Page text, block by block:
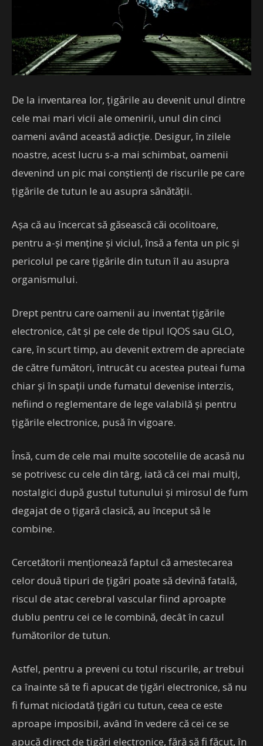
De la inventarea lor, țigările au devenit unul dintre
cele mai mari vicii ale omenirii, unul din cinci
oameni având această adicție. Desigur, în zilele
noastre, acest lucru s-a mai schimbat, oamenii
devenind un pic mai conștienți de riscurile pe care
țigările de tutun le au asupra sănătății.
Așa că au încercat să găsească căi ocolitoare,
pentru a-și menține și viciul, însă a fenta un pic și
pericolul pe care țigările din tutun îl au asupra
organismului.
Drept pentru care oamenii au inventat țigările
electronice, cât și pe cele de tipul IQOS sau GLO,
care, în scurt timp, au devenit extrem de apreciate
de către fumători, întrucât cu acestea puteai fuma
chiar și în spații unde fumatul devenise interzis,
nefiind o reglementare de lege valabilă și pentru
țigările electronice, pusă în vigoare.
Însă, cum de cele mai multe socotelile de acasă nu
se potrivesc cu cele din târg, iată că cei mai mulți,
nostalgici după gustul tutunului și mirosul de fum
degajat de o țigară clasică, au început să le
combine.
Cercetătorii menționează faptul că amestecarea
celor două tipuri de țigări poate să devină fatală,
riscul de atac cerebral vascular fiind aproapte
dublu pentru cei ce le combină, decât în cazul
fumătorilor de tutun.
Astfel, pentru a preveni cu totul riscurile, ar trebui
ca înainte să te fi apucat de țigări electronice, să nu
fi fumat niciodată țigări cu tutun, ceea ce este
aproape imposibil, având în vedere că cei ce se
apucă direct de țigări electronice, fără să fi făcut, în